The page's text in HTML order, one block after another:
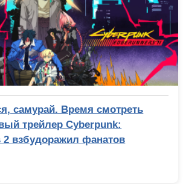
самурай. Время смотреть
трейлер Cyberpunk:
2 взбудоражил фанатов